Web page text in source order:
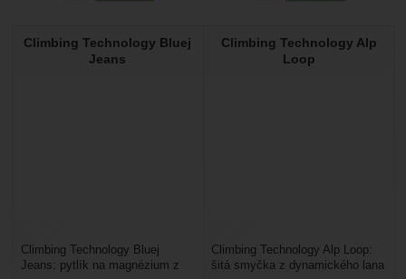
Climbing Technology Bluej
Jeans
Climbing Technology Bluej
Jeans: pytlík na magnézium z
Climbing Technology Alp
Loop
Climbing Technology Alp Loop:
šitá smyčka z dynamického lana